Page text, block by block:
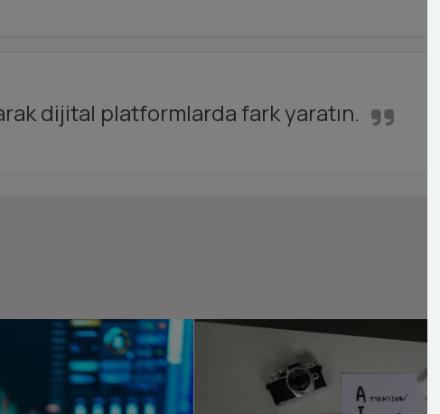
dijital platformlarda fark yaratın.